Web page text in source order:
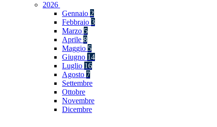
2026
Gennaio 2
Febbraio 3
Marzo 5
Aprile 8
Maggio 5
Giugno 14
Luglio 16
Agosto 7
Settembre
Ottobre
Novembre
Dicembre